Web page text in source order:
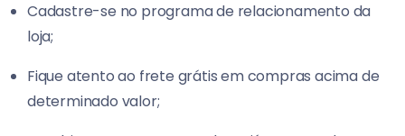
Cadastre-se no programa de relacionamento da
loja;
Fique atento ao frete grátis em compras acima de
determinado valor;